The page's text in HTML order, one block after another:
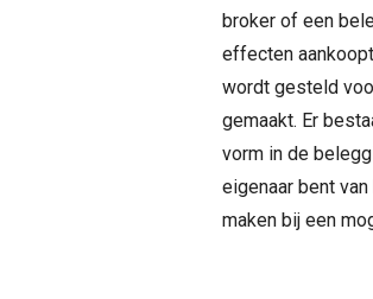
broker of een
effecten
wordt gesteld
gemaakt. Er
vorm in de
eigenaar bent
maken bij een